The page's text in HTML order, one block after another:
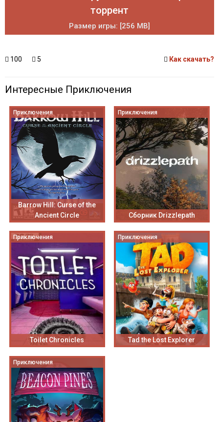
торрент
Размер игры: [256 MB]
100 5 Как скачать?
Интересные Приключения
Приключения
Barrow Hill: Curse of the
Ancient Circle
Приключения
Сборник Drizzlepath
Приключения
Toilet Chronicles
Приключения
Tad the Lost Explorer
Приключения